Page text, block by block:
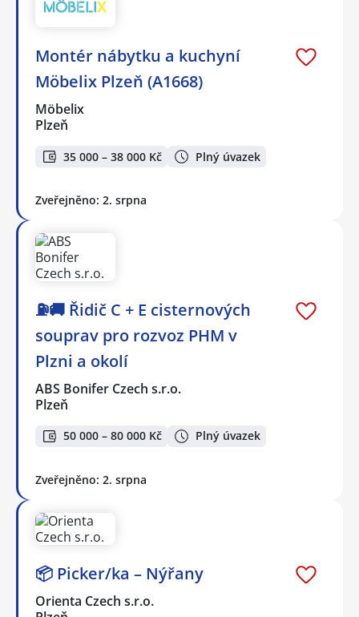
Montér nábytku a kuchyní
Möbelix Plzeň (A1668)
Möbelix
Plzeň
35 000 – 38 000 Kč Plný úvazek
Zveřejněno: 2. srpna
⛽🚚 Řidič C + E cisternových
souprav pro rozvoz PHM v
Plzni a okolí
ABS Bonifer Czech s.r.o.
Plzeň
50 000 – 80 000 Kč Plný úvazek
Zveřejněno: 2. srpna
📦 Picker/ka – Nýřany
Orienta Czech s.r.o.